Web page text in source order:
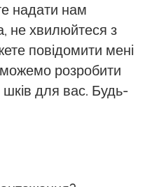
надати нам
не хвилюйтеся з
повідомити мені
розробити
для вас. Будь-